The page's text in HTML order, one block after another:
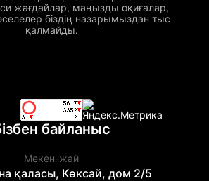
жағдайлар, маңызды оқиғалар,
біздің назарымыздан тыс
қалмайды.
байланыс
Мекен-жай
қаласы, Көксай, дом 2/5